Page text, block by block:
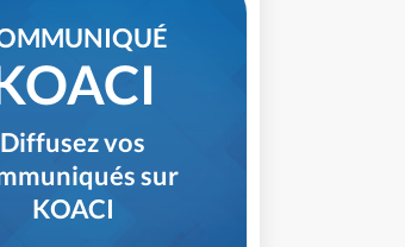
Diffusez vos
sur
KOACI